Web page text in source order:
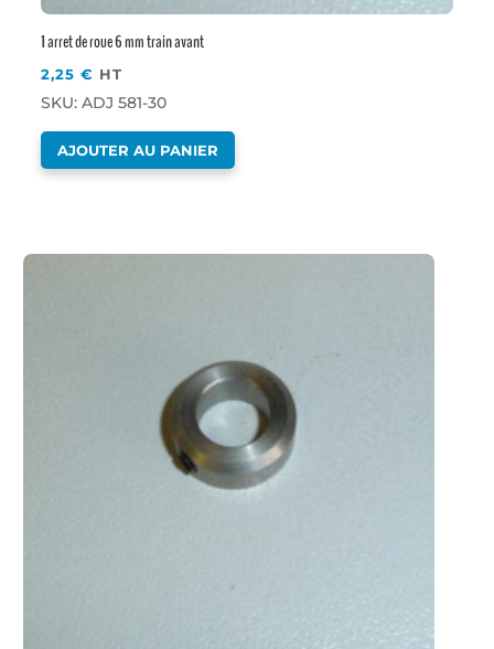
1 arret de roue 6 mm train avant
2,25€ HT
SKU: ADJ 581-30
AJOUTER AU PANIER